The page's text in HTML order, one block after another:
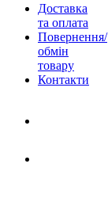
Доставка
та оплата
Повернення/
обмін
товару
Контакти